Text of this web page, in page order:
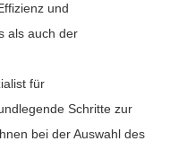
und
als auch der
für
Schritte zur
bei der Auswahl des